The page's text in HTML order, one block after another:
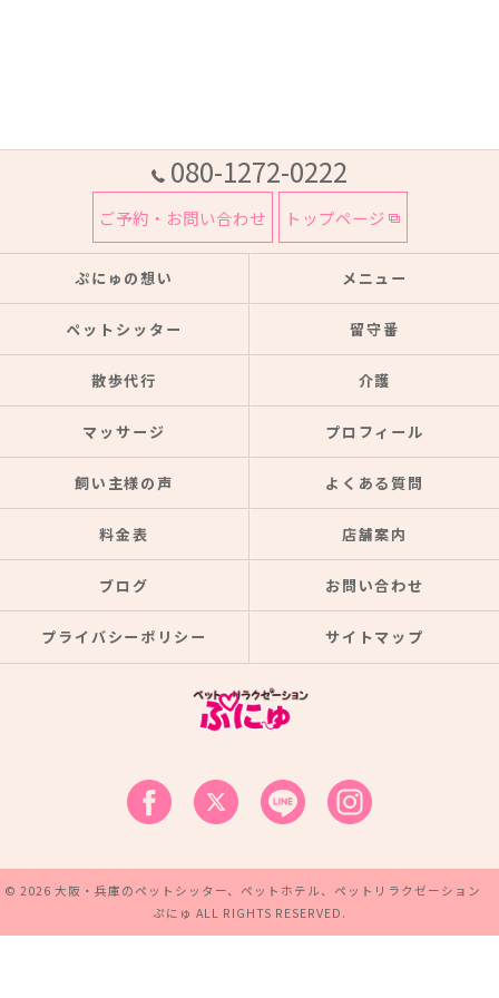
080-1272-0222
ご予約・お問い合わせ トップページ
ぷにゅの想い メニュー
ペットシッター 留守番
散歩代行 介護
マッサージ プロフィール
飼い主様の声 よくある質問
料金表 店舗案内
ブログ お問い合わせ
プライバシーポリシー サイトマップ
© 2026 大阪・兵庫のペットシッター、ペットホテル、ペットリラクゼーション
ぷにゅ ALL RIGHTS RESERVED.